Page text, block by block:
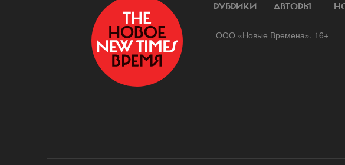
РУБРИКИ АВТОРЫ
ООО «Новые Времена». 16+